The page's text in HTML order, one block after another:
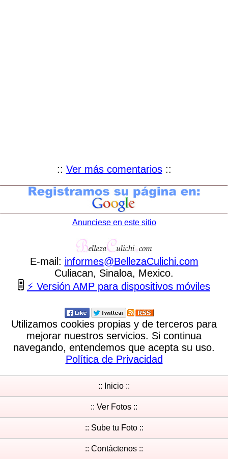
:: Ver más comentarios::
Anunciese en este sitio
E-mail: informes@BellezaCulichi.com
Culiacan, Sinaloa, Mexico.
⚡ Versión AMP para dispositivos móviles
Utilizamos cookies propias y de terceros para
mejorar nuestros servicios. Si continua
navegando, entendemos que acepta su uso.
Política de Privacidad
:: Inicio ::
:: Ver Fotos ::
:: Sube tu Foto ::
:: Contáctenos ::